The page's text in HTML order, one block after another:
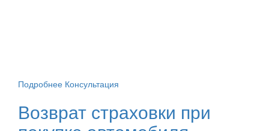
Подробнее Консультация
Возврат страховки при